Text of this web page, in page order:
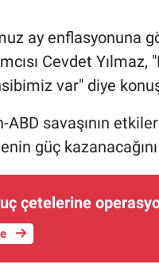
ay enflasyonuna
Cevdet Yılmaz,
var" diye
ABD savaşının
güç
çetelerine